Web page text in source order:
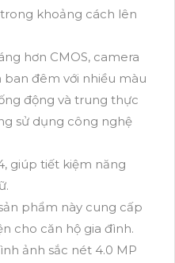
khoảng cách lên
hơn CMOS, camera
đêm với nhiều màu
động và trung thực
sử dụng công nghệ
giúp tiết kiệm năng
phẩm này cung cấp
cho căn hộ gia đình.
ảnh sắc nét 4.0 MP